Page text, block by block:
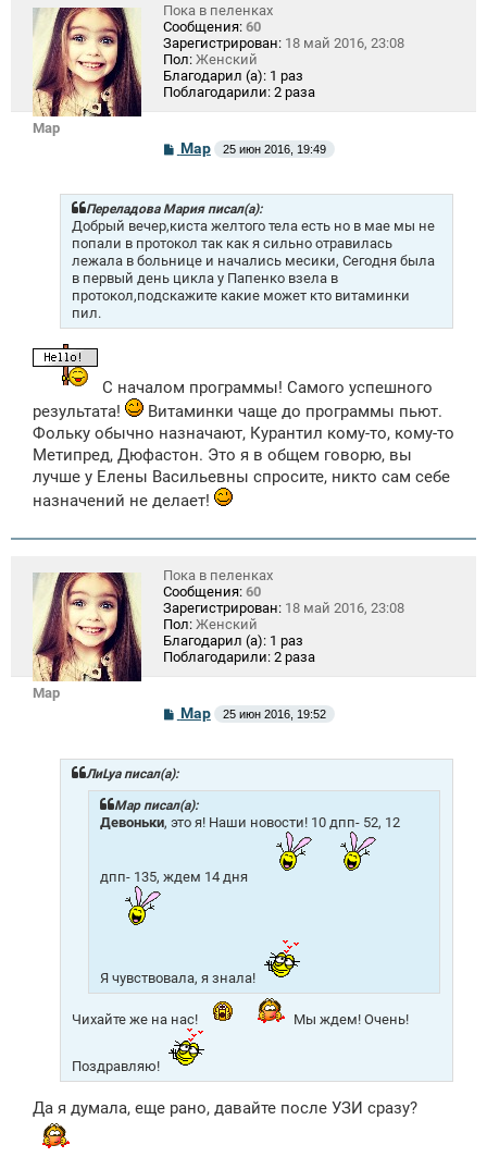
Mар
Пока в пеленках
Сообщения: 60
Зарегистрирован: 18 май 2016, 23:08
Пол: Женский
Благодарил (а): 1 раз
Поблагодарили: 2 раза
С
о
б
щ
е
н
и
е
Mар 25 июн 2016, 19:49
Переладова Мария писал(а):
Добрый вечер,киста желтого тела есть но в мае мы не
попали в протокол так как я сильно отравилась
лежала в больнице и начались месики, Сегодня была
в первый день цикла у Папенко взела в
протокол,подскажите какие может кто витаминки
пил.
С началом программы! Самого успешного
результата!
Витаминки чаще до программы пьют.
Фольку обычно назначают, Курантил кому-то, кому-то
Метипред, Дюфастон. Это я в общем говорю, вы
лучше у Елены Васильевны спросите, никто сам себе
назначений не делает!
Mар
Пока в пеленках
Сообщения: 60
Зарегистрирован: 18 май 2016, 23:08
Пол: Женский
Благодарил (а): 1 раз
Поблагодарили: 2 раза
С
б
щ
е
н
и
Mар 25 июн 2016, 19:52
ЛиLya писал(а):
Mар писал(а):
Девоньки, это я! Наши новости! 10 дпп- 52, 12
дпп- 135, ждем 14 дня
Я чувствовала, я знала!
Чихайте же на нас! Мы ждем! Очень!
Поздравляю!
Да я думала, еще рано, давайте после УЗИ сразу?